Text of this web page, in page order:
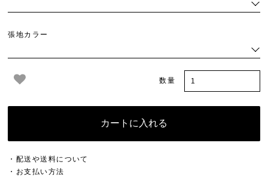
張地カラー
数量
カートに入れる
・配送や送料について
・お支払い方法